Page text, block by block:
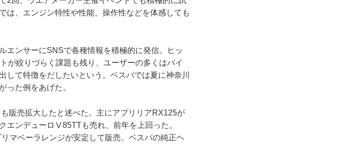
は、エンジン特性や性能、操作性などを体感しても
エンサーにSNSで各種情報を積極的に発信。ヒッ
が絞りづらく課題も残り、ユーザーの多くはバイ
て特徴をだしたいという。ベスパでは夏に神奈川
った例をあげた。
販売拡大したと述べた。主にアプリリアRX125が
エンデューロⅤ85TTも売れ、前年を上回った。
マベーラレンジが安定して販売。ベスパの純正ヘ